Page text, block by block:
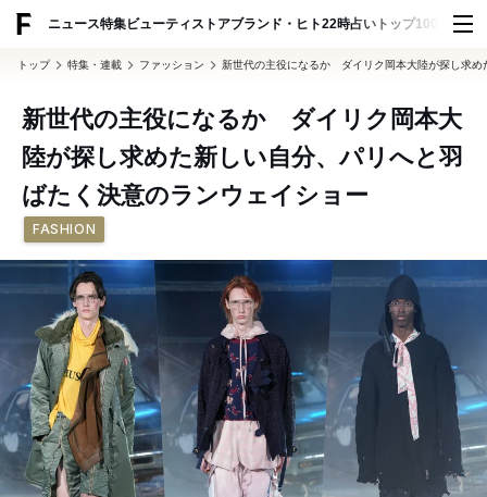
ニュース特集ビューティ ストアブランド・ヒト22時占い トップ100 スナッ
トップ 特集・連載 ファッション 新世代の主役になるか ダイリク岡本大陸が探し求め
新世代の主役になるか ダイリク岡本大
陸が探し求めた新しい自分、パリへと羽
ばたく決意のランウェイショー
FASHION